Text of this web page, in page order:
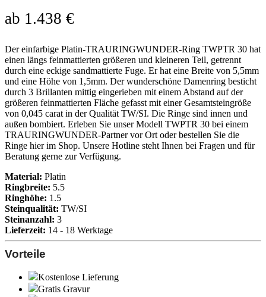
ab 1.438 €
Der einfarbige Platin-TRAURINGWUNDER-Ring TWPTR 30 hat
einen längs feinmattierten größeren und kleineren Teil, getrennt
durch eine eckige sandmattierte Fuge. Er hat eine Breite von 5,5mm
und eine Höhe von 1,5mm. Der wunderschöne Damenring besticht
durch 3 Brillanten mittig eingerieben mit einem Abstand auf der
größeren feinmattierten Fläche gefasst mit einer Gesamtsteingröße
von 0,045 carat in der Qualität TW/SI. Die Ringe sind innen und
außen bombiert. Erleben Sie unser Modell TWPTR 30 bei einem
TRAURINGWUNDER-Partner vor Ort oder bestellen Sie die
Ringe hier im Shop. Unsere Hotline steht Ihnen bei Fragen und für
Beratung gerne zur Verfügung.
Material: Platin
Ringbreite: 5.5
Ringhöhe: 1.5
Steinqualität: TW/SI
Steinanzahl: 3
Lieferzeit: 14 - 18 Werktage
Vorteile
Kostenlose Lieferung
Gratis Gravur